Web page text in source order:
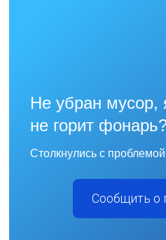
Не убран мусор,
не горит
Столкнулись с
Сообщить о